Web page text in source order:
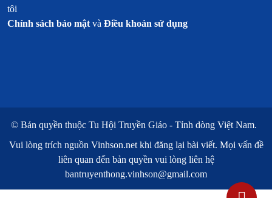
tôi
Chính sách bảo mật và Điều khoản sử dụng
© Bản quyền thuộc Tu Hội Truyền Giáo - Tỉnh dòng Việt Nam.
Vui lòng trích nguồn Vinhson.net khi đăng lại bài viết. Mọi vấn đề
liên quan đến bản quyền vui lòng liên hệ
bantruyenthong.vinhson@gmail.com